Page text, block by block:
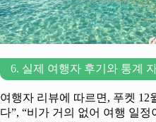
6. 실제 여행자 후기와 통계
여행자 리뷰에 따르면, 푸켓 12
다”, “비가 거의 없어 여행 일정